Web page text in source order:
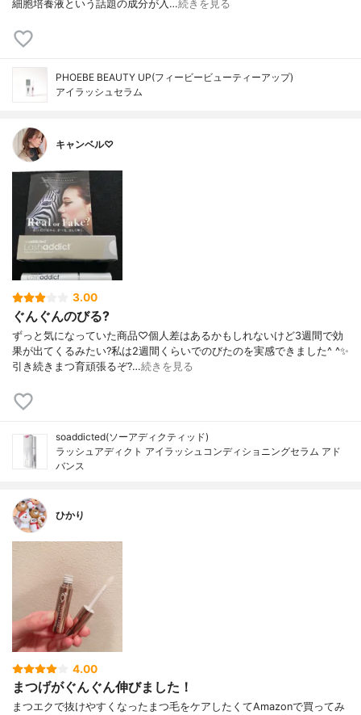
細胞培養液という話題の成分が入…続きを見る
PHOEBE BEAUTY UP(フィービービューティーアップ)
アイラッシュセラム
キャンベル♡
3.00
ぐんぐんのびる?
ずっと気になっていた商品♡個人差はあるかもしれないけど3週間で効
果が出てくるみたい?私は2週間くらいでのびたのを実感できました^ ^✨
引き続きまつ育頑張るぞ?…続きを見る
soaddicted(ソーアディクティッド)
ラッシュアディクト アイラッシュコンディショニングセラム アド
バンス
ひかり
4.00
まつげがぐんぐん伸びました！
まつエクで抜けやすくなったまつ毛をケアしたくてAmazonで買ってみ